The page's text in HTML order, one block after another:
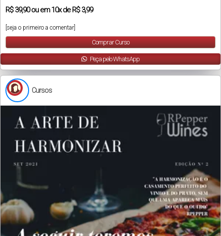
R$39,90ou em10xdeR$ 3,99
[seja o primeiro a comentar]
Comprar Curso
Peça pelo WhatsApp
Cursos